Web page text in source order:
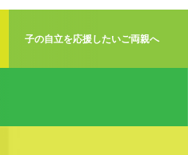
子の自立を応援したいご両親へ